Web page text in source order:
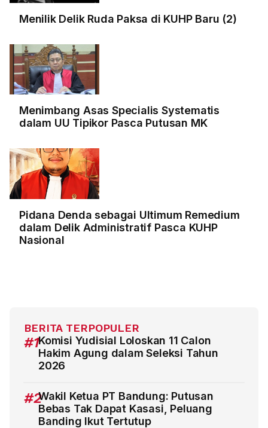
Menilik Delik Ruda Paksa di KUHP Baru (2)
Menimbang Asas Specialis Systematis
dalam UU Tipikor Pasca Putusan MK
Pidana Denda sebagai Ultimum Remedium
dalam Delik Administratif Pasca KUHP
Nasional
BERITA TERPOPULER
#1Komisi Yudisial Loloskan 11 Calon
Hakim Agung dalam Seleksi Tahun
2026
#2Wakil Ketua PT Bandung: Putusan
Bebas Tak Dapat Kasasi, Peluang
Banding Ikut Tertutup